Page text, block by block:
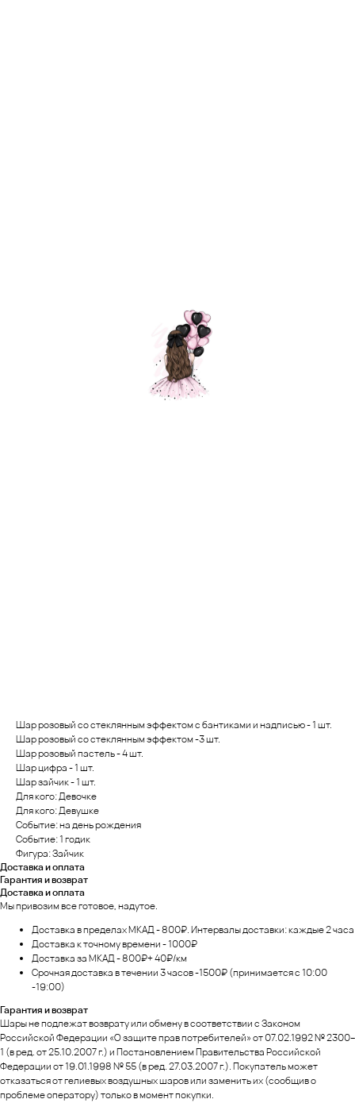
Шар розовый со стеклянным эффектом с бантиками и надписью - 1 шт.
Шар розовый со стеклянным эффектом -3 шт.
Шар розовый пастель - 4 шт.
Шар цифра - 1 шт.
Шар зайчик - 1 шт.
Для кого: Девочке
Для кого: Девушке
Событие: на день рождения
Событие: 1 годик
Фигура: Зайчик
Доставка и оплата
Гарантия и возврат
Доставка и оплата
Мы привозим все готовое, надутое.
Доставка в пределах МКАД - 800₽. Интервалы доставки: каждые 2 часа
Доставка к точному времени - 1000₽
Доставка за МКАД - 800₽+ 40₽/км
Срочная доставка в течении 3 часов -1500₽ (принимается с 10:00
-19:00)
Гарантия и возврат
Шары не подлежат возврату или обмену в соответствии с Законом
Российской Федерации «О защите прав потребителей» от 07.02.1992 № 2300–
1 (в ред. от 25.10.2007 г.) и Постановлением Правительства Российской
Федерации от 19.01.1998 № 55 (в ред. 27.03.2007 г.). Покупатель может
отказаться от гелиевых воздушных шаров или заменить их (сообщив о
проблеме оператору) только в момент покупки.